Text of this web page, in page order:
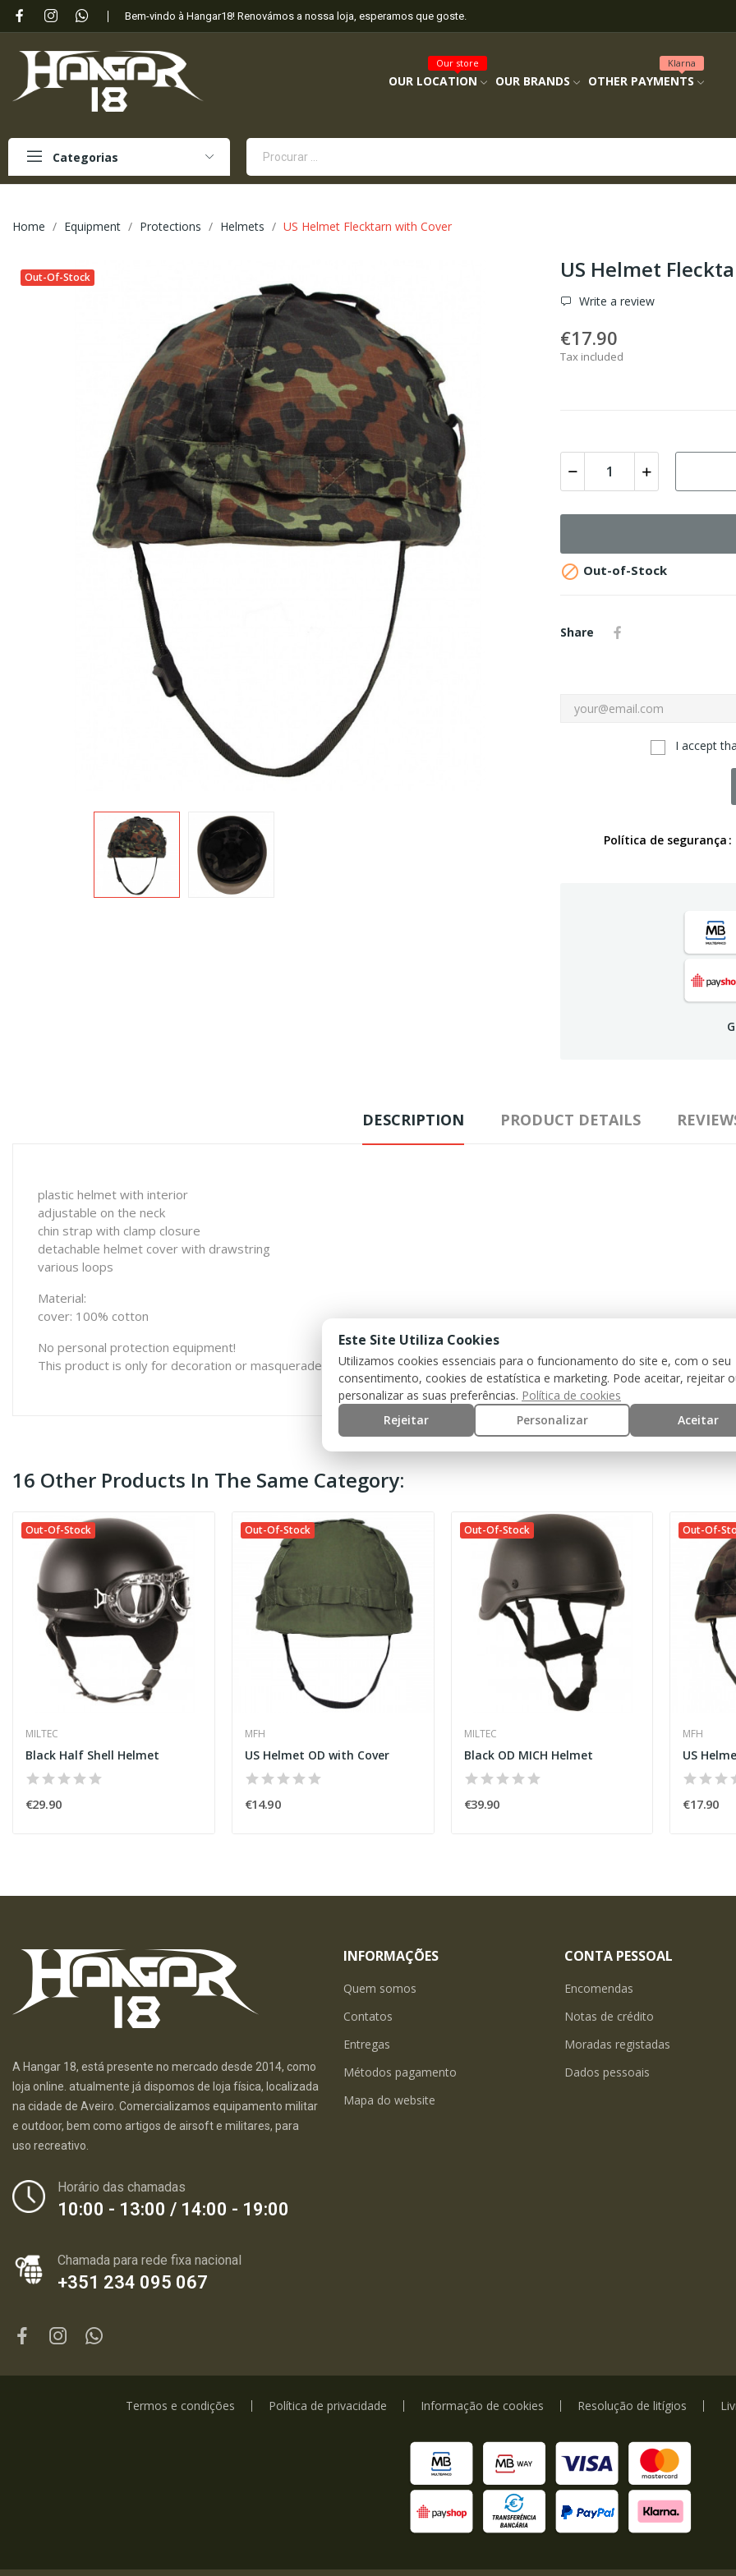
Bem-vindo à Hangar18! Renovámos a nossa loja, esperamos que goste.
OUR LOCATION
Our store
OUR BRANDS OTHER PAYMENTS
Klarna
Categorias
Home Equipment Protections Helmets US Helmet Flecktarn with Cover
Out-Of-Stock US Helmet
Write a review
€17.90
Tax included
 Out-of-Stock
Share
I accept
Política de segurança
DESCRIPTION PRODUCT DETAILS
plastic helmet with interior
adjustable on the neck
chin strap with clamp closure
detachable helmet cover with drawstring
various loops
Material:
cover: 100% cotton
No personal protection equipment!
This product is only for decoration or masquerade.
16 Other Products In The Same Category:
Out-Of-Stock
MILTEC
Black Half Shell Helmet
€29.90
Out-Of-Stock
MFH
US Helmet OD with Cover
€14.90
Out-Of-Stock
MILTEC
Black OD MICH Helmet
€39.90
Out-Of-
MFH
€17.90
A Hangar 18, está presente no mercado desde 2014, como
loja online. atualmente já dispomos de loja física, localizada
na cidade de Aveiro. Comercializamos equipamento militar
e outdoor, bem como artigos de airsoft e militares, para
uso recreativo.
Horário das chamadas
10:00 - 13:00 / 14:00 - 19:00
Chamada para rede fixa nacional
+351 234 095 067
INFORMAÇÕES
Quem somos
Contatos
Entregas
Métodos pagamento
Mapa do website
CONTA PESSOAL
Encomendas
Notas de crédito
Moradas registadas
Dados pessoais
Termos e condições Política de privacidade Informação de cookies Resolução de litígios
Este Site Utiliza Cookies
Utilizamos cookies essenciais para o funcionamento do site e, com o seu
consentimento, cookies de estatística e marketing. Pode aceitar, rejeitar
personalizar as suas preferências. Política de cookies
Rejeitar
Personalizar Aceitar